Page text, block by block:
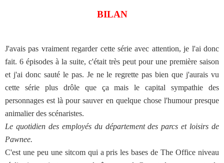
BILAN
J'avais pas vraiment regarder cette série avec attention, je l'ai donc
fait. 6 épisodes à la suite, c'était très peut pour une première saison
et j'ai donc sauté le pas. Je ne le regrette pas bien que j'aurais vu
cette série plus drôle que ça mais le capital sympathie des
personnages est là pour sauver en quelque chose l'humour presque
animalier des scénaristes.
Le quotidien des employés du département des parcs et loisirs de
Pawnee.
C'est une peu une sitcom qui a pris les bases de The Office niveau